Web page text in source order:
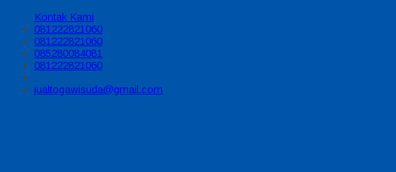
Kontak Kami
081222821060
081222821060
085280084081
081222821060
jualtogawisuda@gmail.com